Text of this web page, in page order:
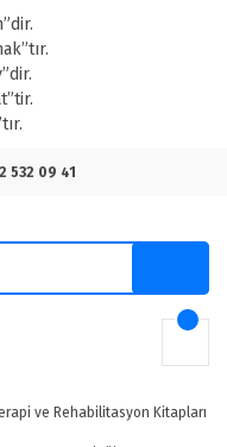
532 09 41
ve Rehabilitasyon Kitapları